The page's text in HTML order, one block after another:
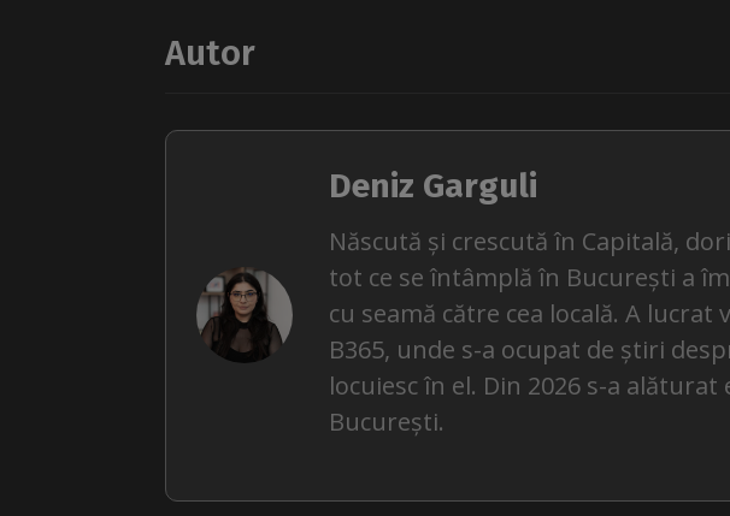
Autor
Deniz Garguli
Născută și crescută în Capitală,
tot ce se întâmplă în București a
cu seamă către cea locală. A
B365, unde s-a ocupat de știri
locuiesc în el. Din 2026 s-a
București.